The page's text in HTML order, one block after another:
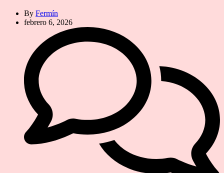
By Fermín
febrero 6, 2026